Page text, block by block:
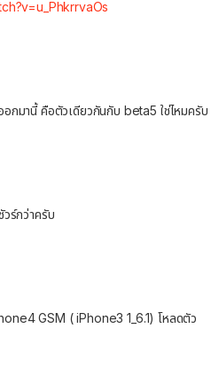
กมานี้ คือตัวเดียวกันกับ beta5 ใช่ไหมครับ
ร์กว่าครับ
GSM ( iPhone3 1_6.1) โหลดตัว